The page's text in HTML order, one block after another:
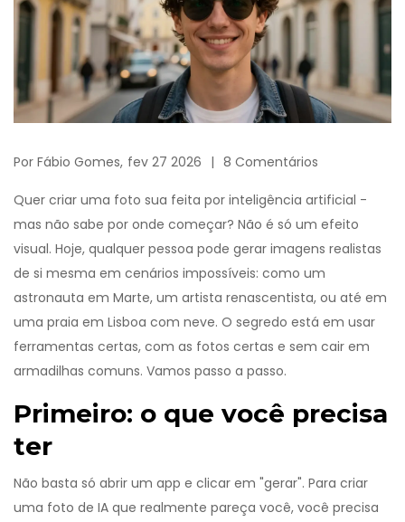
Por Fábio Gomes, fev 27 2026 8 Comentários
Quer criar uma foto sua feita por inteligência artificial -
mas não sabe por onde começar? Não é só um efeito
visual. Hoje, qualquer pessoa pode gerar imagens realistas
de si mesma em cenários impossíveis: como um
astronauta em Marte, um artista renascentista, ou até em
uma praia em Lisboa com neve. O segredo está em usar
ferramentas certas, com as fotos certas e sem cair em
armadilhas comuns. Vamos passo a passo.
Primeiro: o que você precisa
ter
Não basta só abrir um app e clicar em "gerar". Para criar
uma foto de IA que realmente pareça você, você precisa